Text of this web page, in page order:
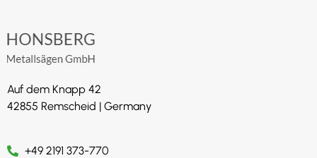
Auf dem Knapp 42
42855 Remscheid | Germany
+49 2191 373-770